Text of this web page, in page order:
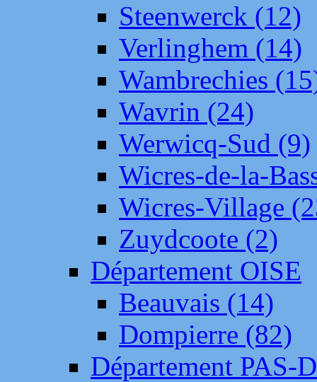
Steenwerck (12)
Verlinghem (14)
Wambrechies
Wavrin (24)
Werwicq-Sud (9)
Wicres-de-la-
Wicres-Village
Zuydcoote (2)
Département OISE
Beauvais (14)
Dompierre (82)
Département PAS-